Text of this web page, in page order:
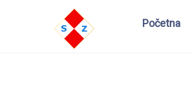
Početna